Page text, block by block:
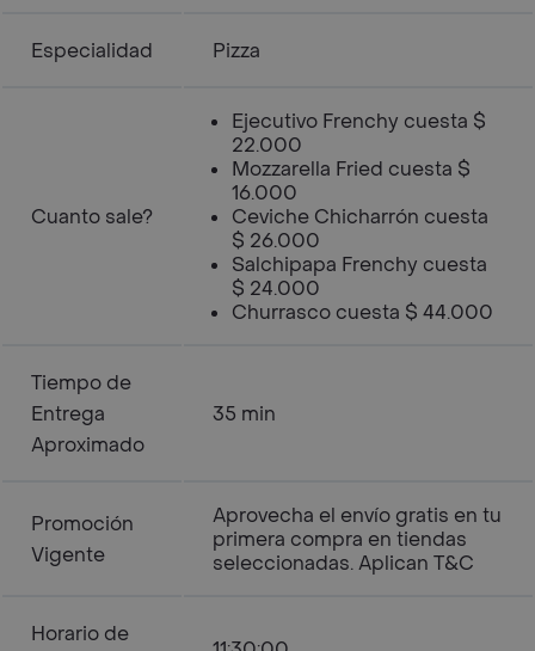
Especialidad Pizza
Cuanto sale?
Ejecutivo Frenchy cuesta $
22.000
Mozzarella Fried cuesta $
16.000
Ceviche Chicharrón cuesta
$ 26.000
Salchipapa Frenchy cuesta
$ 24.000
Churrasco cuesta $ 44.000
Tiempo de
Entrega
Aproximado
35 min
Promoción
Vigente
Aprovecha el envío gratis en tu
primera compra en tiendas
seleccionadas. Aplican T&C
Horario de